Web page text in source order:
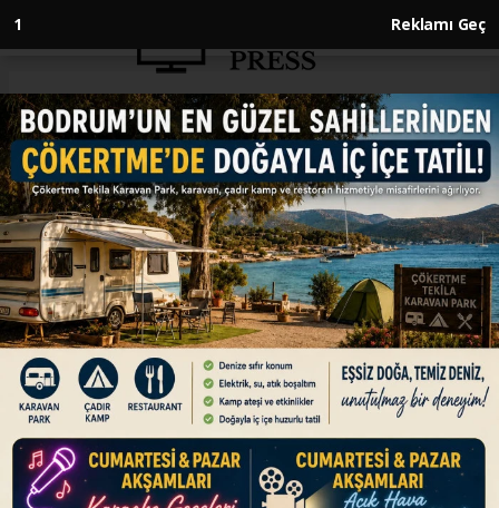
Anasayfa ENGLISH
Türkiye’s industrial output
posts strongest annual rise in 8
months in April
ENGLISH
15.06.2026 - 15:45, Güncelleme: 15.06.2026 - 15:45
Industrial production index climbs 6% year-on-
year, led by 6.8% rise in manufacturing
ABONE OL